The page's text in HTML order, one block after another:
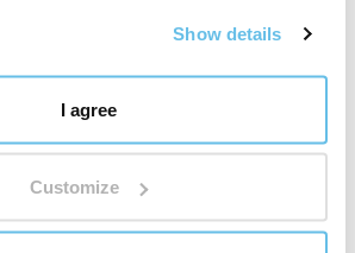
Show details
I agree
Customize
bila korisna?
Tomčíková